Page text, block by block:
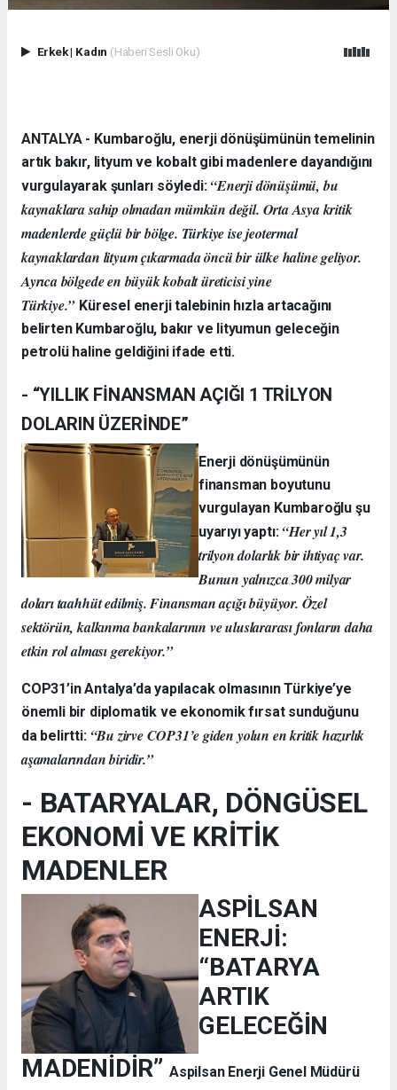
Erkek| Kadın (Haberi Sesli Oku)
ANTALYA - Kumbaroğlu, enerji dönüşümünün temelinin
artık bakır, lityum ve kobalt gibi madenlere dayandığını
vurgulayarak şunları söyledi: “Enerji dönüşümü, bu
kaynaklara sahip olmadan mümkün değil. Orta Asya kritik
madenlerde güçlü bir bölge. Türkiye ise jeotermal
kaynaklardan lityum çıkarmada öncü bir ülke haline geliyor.
Ayrıca bölgede en büyük kobalt üreticisi yine
Türkiye.” Küresel enerji talebinin hızla artacağını
belirten Kumbaroğlu, bakır ve lityumun geleceğin
petrolü haline geldiğini ifade etti.
- “YILLIK FİNANSMAN AÇIĞI 1 TRİLYON
DOLARIN ÜZERİNDE”
Enerji dönüşümünün
finansman boyutunu
vurgulayan Kumbaroğlu şu
uyarıyı yaptı: “Her yıl 1,3
trilyon dolarlık bir ihtiyaç var.
Bunun yalnızca 300 milyar
doları taahhüt edilmiş. Finansman açığı büyüyor. Özel
sektörün, kalkınma bankalarının ve uluslararası fonların daha
etkin rol alması gerekiyor.”
COP31’in Antalya’da yapılacak olmasının Türkiye’ye
önemli bir diplomatik ve ekonomik fırsat sunduğunu
da belirtti: “Bu zirve COP31’e giden yolun en kritik hazırlık
aşamalarından biridir.”
- BATARYALAR, DÖNGÜSEL
EKONOMİ VE KRİTİK
MADENLER
ASPİLSAN
ENERJİ:
“BATARYA
ARTIK
GELECEĞİN
MADENİDİR” Aspilsan Enerji Genel Müdürü